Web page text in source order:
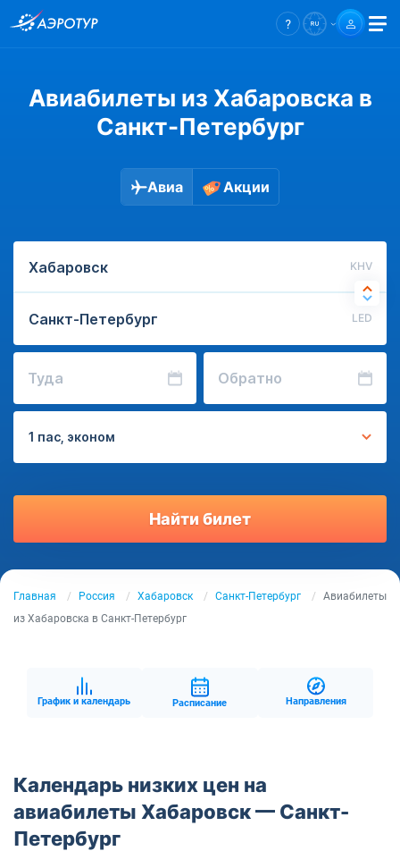
Авиабилеты из Хабаровска в
Санкт-Петербург
Авиа Акции
KHV
LED
Туда Обратно
1 пас, эконом
Найти билет
Главная Россия Хабаровск Санкт-Петербург
Авиабилеты
из Хабаровска в Санкт-Петербург
График и календарь Расписание Направления
Календарь низких цен на
авиабилеты Хабаровск — Санкт-
Петербург